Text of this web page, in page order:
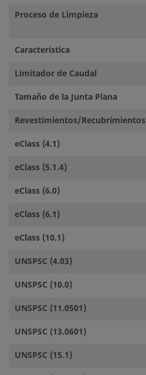
Proceso de Limpieza
Característica
Limitador de Caudal
Tamaño de la Junta Plana
Revestimientos/Recubrimientos
eClass (4.1)
eClass (5.1.4)
eClass (6.0)
eClass (6.1)
eClass (10.1)
UNSPSC (4.03)
UNSPSC (10.0)
UNSPSC (11.0501)
UNSPSC (13.0601)
UNSPSC (15.1)